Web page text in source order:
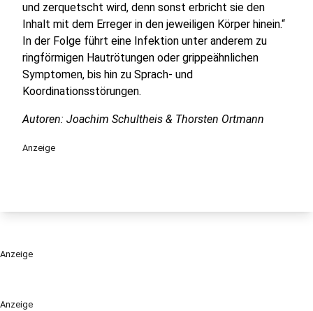
Anzeige
und zerquetscht wird, denn sonst erbricht sie den
Inhalt mit dem Erreger in den jeweiligen Körper hinein.“
In der Folge führt eine Infektion unter anderem zu
ringförmigen Hautrötungen oder grippeähnlichen
Symptomen, bis hin zu Sprach- und
Koordinationsstörungen.
Autoren: Joachim Schultheis & Thorsten Ortmann
Anzeige
Anzeige